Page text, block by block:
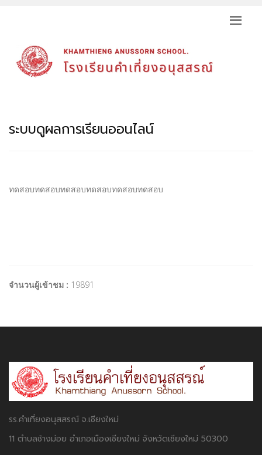
ระบบดูผลการเรียนออนไลน์
ทดสอบทดสอบทดสอบทดสอบทดสอบทดสอบ
จำนวนผู้เข้าชม : 19891
รร.คำเที่ยงอนุสสรณ์ จ.เชียงใหม่
11 ตำบลช้างม่อย อำเภอเมืองเชียงใหม่ จังหวัดเชียงใหม่ 50300